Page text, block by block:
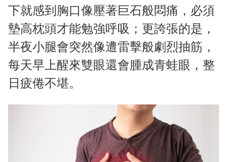
下就感到胸口像壓著巨石般悶痛，必須
墊高枕頭才能勉強呼吸；更誇張的是，
半夜小腿會突然像遭雷擊般劇烈抽筋，
每天早上醒來雙眼還會腫成青蛙眼，整
日疲倦不堪。